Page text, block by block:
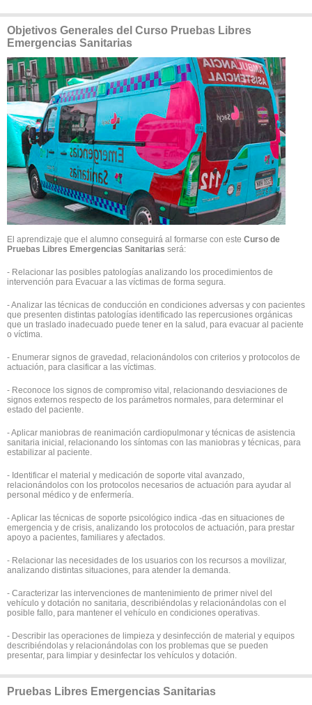
Objetivos Generales del Curso Pruebas Libres
Emergencias Sanitarias
El aprendizaje que el alumno conseguirá al formarse con este Curso de
Pruebas Libres Emergencias Sanitarias será:
- Relacionar las posibles patologías analizando los procedimientos de
intervención para Evacuar a las víctimas de forma segura.
- Analizar las técnicas de conducción en condiciones adversas y con pacientes
que presenten distintas patologías identificado las repercusiones orgánicas
que un traslado inadecuado puede tener en la salud, para evacuar al paciente
o víctima.
- Enumerar signos de gravedad, relacionándolos con criterios y protocolos de
actuación, para clasificar a las víctimas.
- Reconoce los signos de compromiso vital, relacionando desviaciones de
signos externos respecto de los parámetros normales, para determinar el
estado del paciente.
- Aplicar maniobras de reanimación cardiopulmonar y técnicas de asistencia
sanitaria inicial, relacionando los síntomas con las maniobras y técnicas, para
estabilizar al paciente.
- Identificar el material y medicación de soporte vital avanzado,
relacionándolos con los protocolos necesarios de actuación para ayudar al
personal médico y de enfermería.
- Aplicar las técnicas de soporte psicológico indica -das en situaciones de
emergencia y de crisis, analizando los protocolos de actuación, para prestar
apoyo a pacientes, familiares y afectados.
- Relacionar las necesidades de los usuarios con los recursos a movilizar,
analizando distintas situaciones, para atender la demanda.
- Caracterizar las intervenciones de mantenimiento de primer nivel del
vehículo y dotación no sanitaria, describiéndolas y relacionándolas con el
posible fallo, para mantener el vehículo en condiciones operativas.
- Describir las operaciones de limpieza y desinfección de material y equipos
describiéndolas y relacionándolas con los problemas que se pueden
presentar, para limpiar y desinfectar los vehículos y dotación.
Pruebas Libres Emergencias Sanitarias